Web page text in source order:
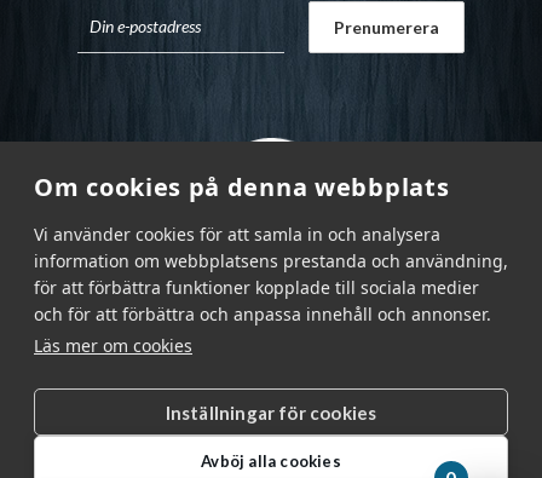
Om cookies på denna webbplats
Vi använder cookies för att samla in och analysera
information om webbplatsens prestanda och användning,
för att förbättra funktioner kopplade till sociala medier
och för att förbättra och anpassa innehåll och annonser.
Läs mer om cookies
Inställningar för cookies
Avböj alla cookies
Garnr Sverige AB © 2026 |
info@garnr.se
| 031 - 92 94 92